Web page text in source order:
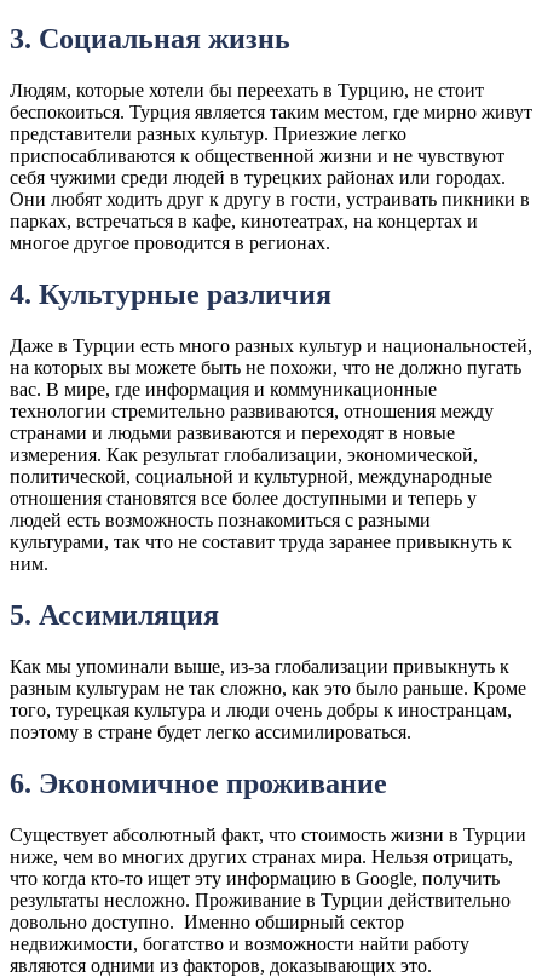
3. Социальная жизнь
Людям, которые хотели бы переехать в Турцию, не стоит
беспокоиться. Турция является таким местом, где мирно живут
представители разных культур. Приезжие легко
приспосабливаются к общественной жизни и не чувствуют
себя чужими среди людей в турецких районах или городах.
Они любят ходить друг к другу в гости, устраивать пикники в
парках, встречаться в кафе, кинотеатрах, на концертах и
многое другое проводится в регионах.
4. Культурные различия
Даже в Турции есть много разных культур и национальностей,
на которых вы можете быть не похожи, что не должно пугать
вас. В мире, где информация и коммуникационные
технологии стремительно развиваются, отношения между
странами и людьми развиваются и переходят в новые
измерения. Как результат глобализации, экономической,
политической, социальной и культурной, международные
отношения становятся все более доступными и теперь у
людей есть возможность познакомиться с разными
культурами, так что не составит труда заранее привыкнуть к
ним.
5. Ассимиляция
Как мы упоминали выше, из-за глобализации привыкнуть к
разным культурам не так сложно, как это было раньше. Кроме
того, турецкая культура и люди очень добры к иностранцам,
поэтому в стране будет легко ассимилироваться.
6. Экономичное проживание
Существует абсолютный факт, что стоимость жизни в Турции
ниже, чем во многих других странах мира. Нельзя отрицать,
что когда кто-то ищет эту информацию в Google, получить
результаты несложно. Проживание в Турции действительно
довольно доступно. Именно обширный сектор
недвижимости, богатство и возможности найти работу
являются одними из факторов, доказывающих это.